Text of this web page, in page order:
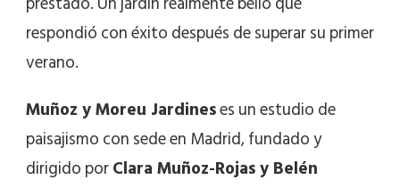
respondió con éxito después de superar su primer
verano.
Muñoz y Moreu Jardineses un estudio de
paisajismo con sede en Madrid, fundado y
dirigido porClara Muñoz-Rojas y Belén